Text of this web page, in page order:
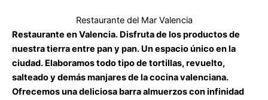
Restaurante del Mar Valencia
Restaurante en Valencia. Disfruta de los productos de
nuestra tierra entre pan y pan. Un espacio único en la
ciudad. Elaboramos todo tipo de tortillas, revuelto,
salteado y demás manjares de la cocina valenciana.
Ofrecemos una deliciosa barra almuerzos con infinidad